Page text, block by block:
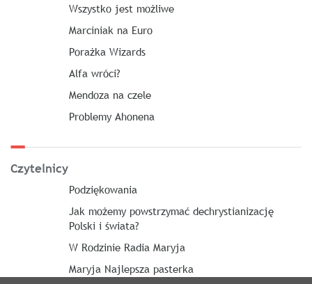
Wszystko jest możliwe
Marciniak na Euro
Porażka Wizards
Alfa wróci?
Mendoza na czele
Problemy Ahonena
Czytelnicy
Podziękowania
Jak możemy powstrzymać dechrystianizację
Polski i świata?
W Rodzinie Radia Maryja
Maryja Najlepsza pasterka